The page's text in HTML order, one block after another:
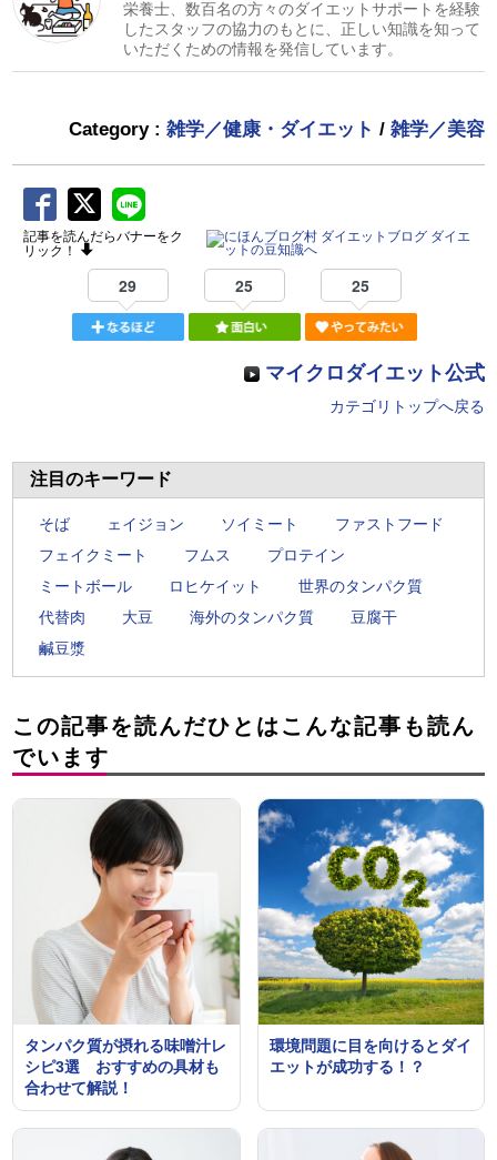
栄養士、数百名の方々のダイエットサポートを経験
したスタッフの協力のもとに、正しい知識を知って
いただくための情報を発信しています。
Category : 雑学／健康・ダイエット / 雑学／美容
記事を読んだらバナーをク
リック！
29 25 25
マイクロダイエット公式
カテゴリトップへ戻る
注目のキーワード
そば ェイジョン ソイミート
ファストフード
フェイクミート
フムス
プロテイン
ミートボール
ロヒケイット
世界のタンパク質
代替肉
大豆 海外のタンパク質
豆腐干
鹹豆漿
この記事を読んだひとはこんな記事も読ん
でいます
タンパク質が摂れる味噌汁レ
シピ3選 おすすめの具材も
合わせて解説！
環境問題に目を向けるとダイ
エットが成功する！？